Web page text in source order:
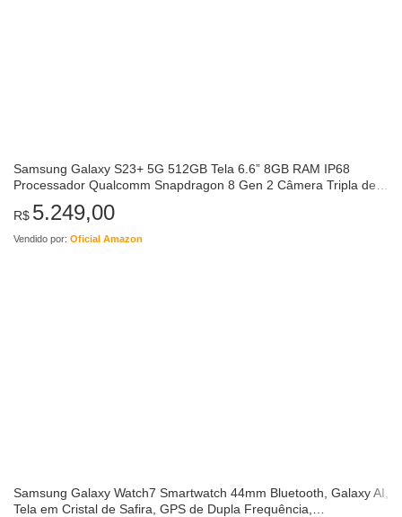
Samsung Galaxy S23+ 5G 512GB Tela 6.6” 8GB RAM IP68
Processador Qualcomm Snapdragon 8 Gen 2 Câmera Tripla de
R$ 5.249,00
Vendido por: Oficial Amazon
Samsung Galaxy Watch7 Smartwatch 44mm Bluetooth, Galaxy AI,
Tela em Cristal de Safira, GPS de Dupla Frequência,